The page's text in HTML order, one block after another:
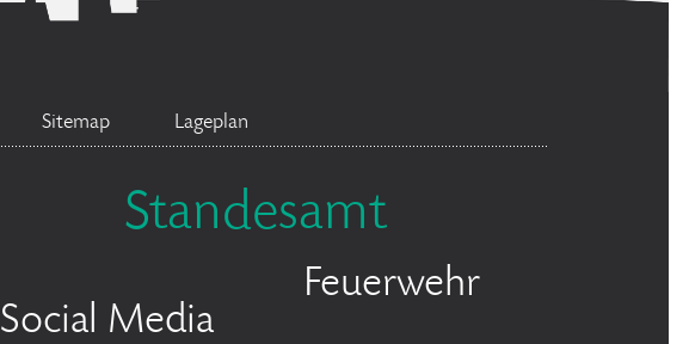
Sitemap Lageplan
Standesamt
Social Media
Feuerwehr